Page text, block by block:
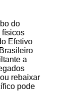
do
físicos
Efetivo
a
rebaixar
pode